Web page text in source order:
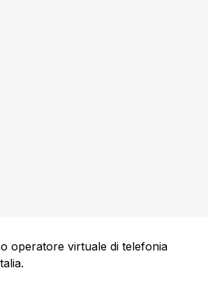
operatore virtuale di telefonia